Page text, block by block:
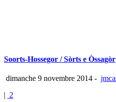
Soorts-Hossegor / Sòrts e Òssagòr
dimanche 9 novembre 2014 -
| 2